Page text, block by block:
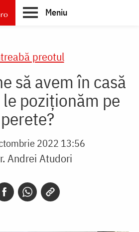
Meniu
preotul
să avem în casă
poziționăm pe
perete?
2022 13:56
Andrei Atudori